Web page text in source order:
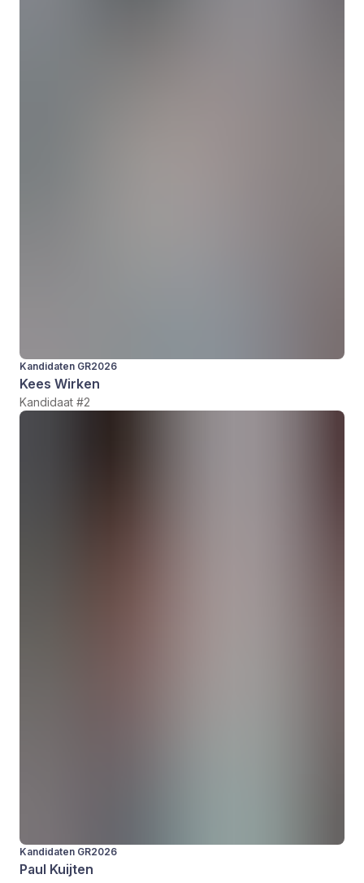
Kandidaten GR2026
Kees Wirken
Kandidaat #2
Kandidaten GR2026
Paul Kuijten